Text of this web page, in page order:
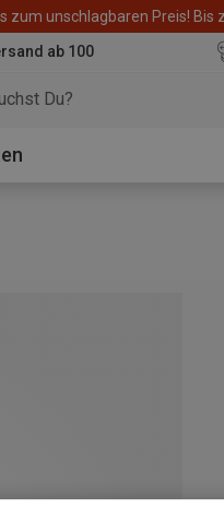
zum unschlagbaren Preis! Bis
ab 100